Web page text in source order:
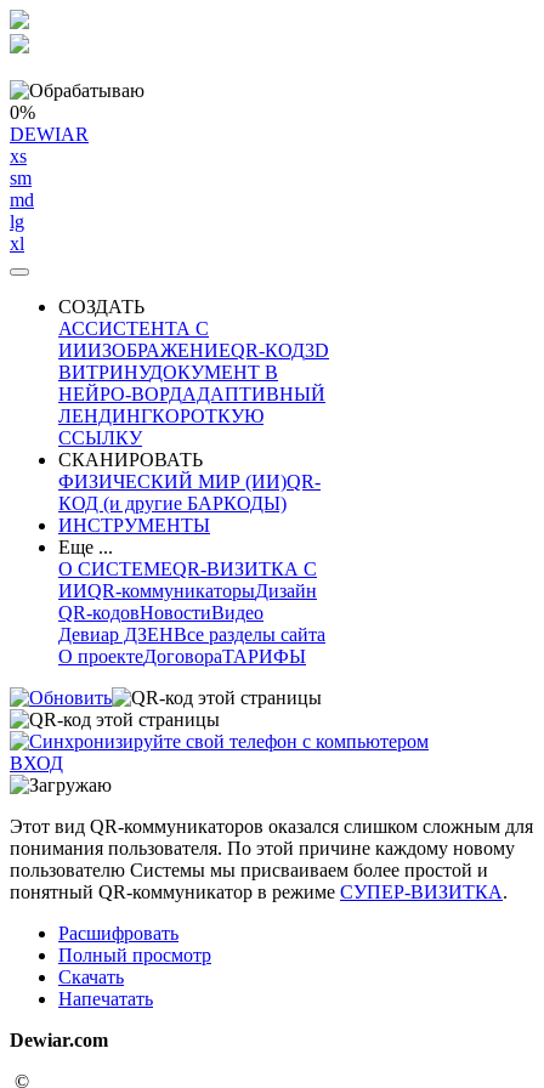
0%
DEWIAR
xs
sm
md
lg
xl
СОЗДАТЬ
АССИСТЕНТА С
ИИИЗОБРАЖЕНИЕQR-КОД3D
ВИТРИНУДОКУМЕНТ В
НЕЙРО-ВОРДАДАПТИВНЫЙ
ЛЕНДИНГКОРОТКУЮ
ССЫЛКУ
СКАНИРОВАТЬ
ФИЗИЧЕСКИЙ МИР (ИИ)QR-
КОД (и другие БАРКОДЫ)
ИНСТРУМЕНТЫ
Еще ...
О СИСТЕМЕQR-ВИЗИТКА С
ИИQR-коммуникаторыДизайн
QR-кодовНовостиВидео
Девиар ДЗЕНВсе разделы сайта
О проектеДоговораТАРИФЫ
ВХОД
Этот вид QR-коммуникаторов оказался слишком сложным для
понимания пользователя. По этой причине каждому новому
пользователю Системы мы присваиваем более простой и
понятный QR-коммуникатор в режиме СУПЕР-ВИЗИТКА.
Расшифровать
Полный просмотр
Скачать
Напечатать
Dewiar.com
©